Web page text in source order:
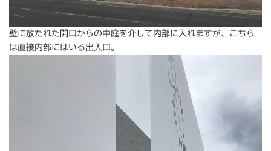
壁に放たれた開口からの中庭を介して内部に入れますが、こちら
は直接内部にはいる出入口。